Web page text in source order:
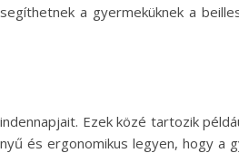
a gyermeküknek a
Ezek közé tartozik
és ergonomikus legyen, hogy a